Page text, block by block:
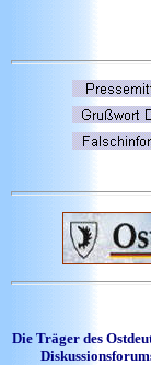
Die Träger des